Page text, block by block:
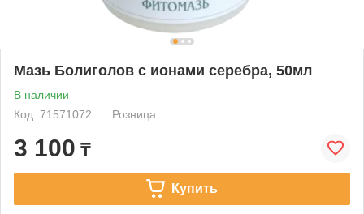
Мазь Болиголов с ионами серебра, 50мл
В наличии
Код: 71571072
Розница
3 100 ₸
Купить